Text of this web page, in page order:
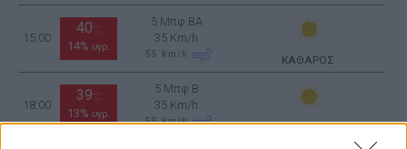
15:00
40 °C
14% υγρ.
5 Μπφ BA
35 Km/h
55 km/h ΚΑΘΑΡΟΣ
18:00
39 °C
13% υγρ.
5 Μπφ B
35 Km/h
55km/h ΚΑΘΑΡΟΣ